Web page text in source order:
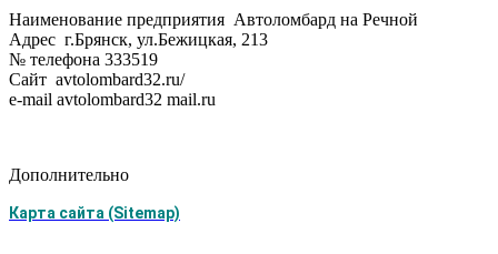
Наименование предприятия Автоломбард на Речной
Адрес г.Брянск, ул.Бежицкая, 213
№ телефона 333519
Сайт avtolombard32.ru/
e-mail avtolombard32 mail.ru
Дополнительно
Карта сайта (Sitemap)